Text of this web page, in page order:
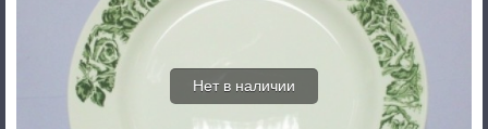
Нет в наличии